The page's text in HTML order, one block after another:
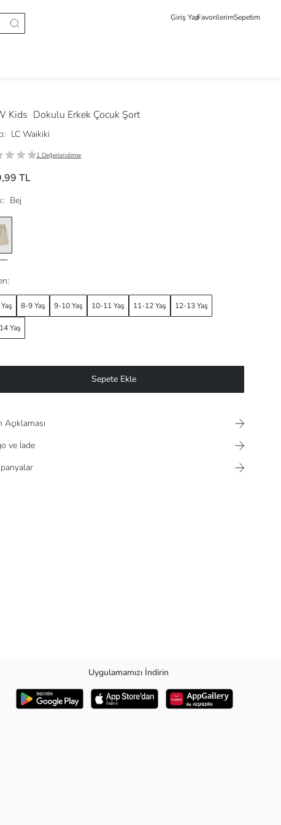
Giriş YapFavorilerimSepetim
Kids Dokulu Erkek Çocuk Şort
LC Waikiki
1 Değerlendirme
TL
Bej
8-9 Yaş 9-10 Yaş 10-11 Yaş 11-12 Yaş 12-13 Yaş
Yaş
Sepete Ekle
Açıklaması
ve İade
Uygulamamızı İndirin